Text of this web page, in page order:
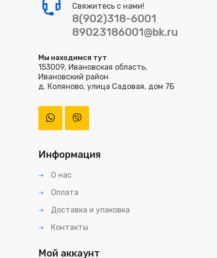
Свяжитесь с нами!
8(902)318-6001
89023186001@bk.ru
Мы находимся тут
153009, Ивановская область,
Ивановский район
д. Коляново, улица Садовая, дом 7Б
Информация
О нас
Оплата
Доставка и упаковка
Контакты
Мой аккаунт